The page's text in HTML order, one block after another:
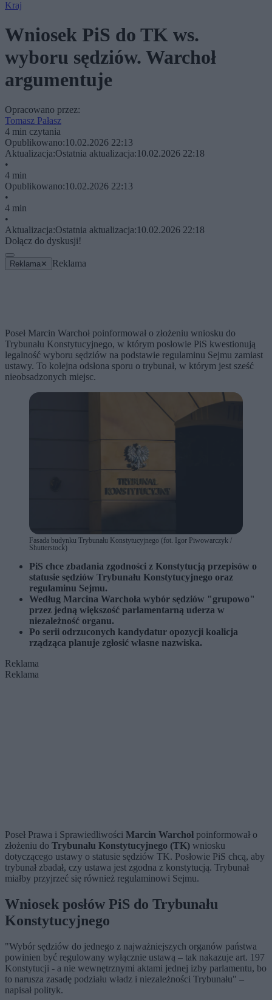
Kraj
Wniosek PiS do TK ws.
wyboru sędziów. Warchoł
argumentuje
Opracowano przez:
Tomasz Pałasz
4 min czytania
Opublikowano:10.02.2026 22:13
Aktualizacja:Ostatnia aktualizacja:10.02.2026 22:18
•
4 min
Opublikowano:10.02.2026 22:13
•
4 min
•
Aktualizacja:Ostatnia aktualizacja:10.02.2026 22:18
Dołącz do dyskusji!
Reklama ✕ Reklama
Poseł Marcin Warchoł poinformował o złożeniu wniosku do
Trybunału Konstytucyjnego, w którym posłowie PiS kwestionują
legalność wyboru sędziów na podstawie regulaminu Sejmu zamiast
ustawy. To kolejna odsłona sporu o trybunał, w którym jest sześć
nieobsadzonych miejsc.
Fasada budynku Trybunału Konstytucyjnego (fot. Igor Piwowarczyk /
Shutterstock)
PiS chce zbadania zgodności z Konstytucją przepisów o
statusie sędziów Trybunału Konstytucyjnego oraz
regulaminu Sejmu.
Według Marcina Warchoła wybór sędziów "grupowo"
przez jedną większość parlamentarną uderza w
niezależność organu.
Po serii odrzuconych kandydatur opozycji koalicja
rządząca planuje zgłosić własne nazwiska.
Reklama
Reklama
Poseł Prawa i Sprawiedliwości Marcin Warchoł poinformował o
złożeniu do Trybunału Konstytucyjnego (TK) wniosku
dotyczącego ustawy o statusie sędziów TK. Posłowie PiS chcą, aby
trybunał zbadał, czy ustawa jest zgodna z konstytucją. Trybunał
miałby przyjrzeć się również regulaminowi Sejmu.
Wniosek posłów PiS do Trybunału
Konstytucyjnego
"Wybór sędziów do jednego z najważniejszych organów państwa
powinien być regulowany wyłącznie ustawą – tak nakazuje art. 197
Konstytucji - a nie wewnętrznymi aktami jednej izby parlamentu, bo
to narusza zasadę podziału władz i niezależności Trybunału" –
napisał polityk.